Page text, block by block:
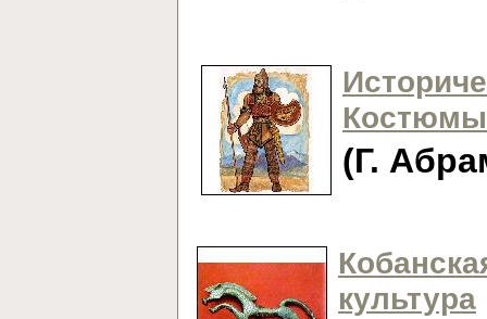
Костюмы
(Г.
культура